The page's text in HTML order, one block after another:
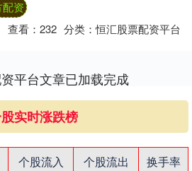
亿元，同比增长....
配资
查看：232 分类：恒汇股票配资平台
平台文章已加载完成
实时涨跌榜
个股流入 个股流出
换手率